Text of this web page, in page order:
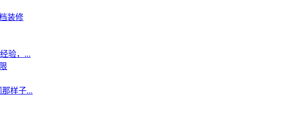
装修
验，...
样子...